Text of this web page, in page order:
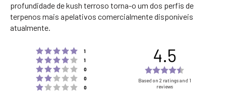
profundidade de kush terroso torna-o um dos perfis de
terpenos mais apelativos comercialmente disponíveis
atualmente.
Rating 5 out of 5 stars
1
Rating 4 out of 5 stars
1
Rating 3 out of 5 stars
0
Rating 2 out of 5 stars
0
Rating 1 out of 5 stars
0
4.5
4.5
Based on 2 ratings and 1
reviews